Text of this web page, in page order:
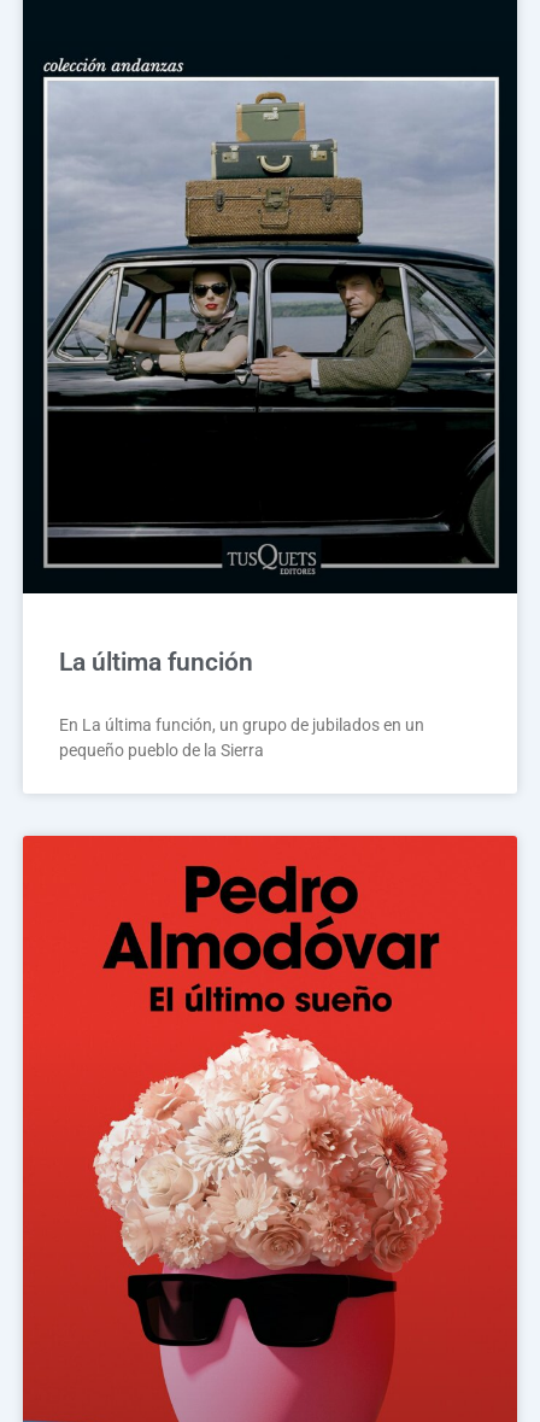
La última función
En La última función, un grupo de jubilados en un
pequeño pueblo de la Sierra